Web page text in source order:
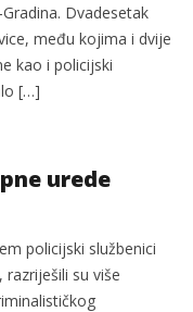
Dvadesetak
među kojima i dvije
kao i policijski
[…]
urede
policijski službenici
su više